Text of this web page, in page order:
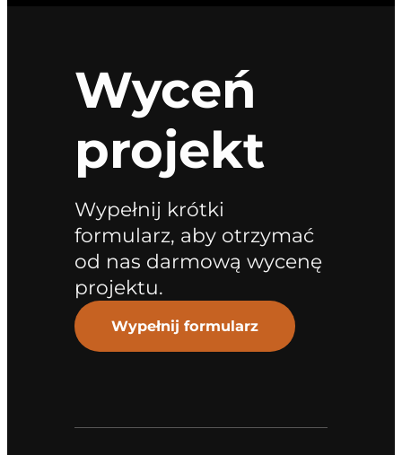
Wyceń
projekt
Wypełnij krótki
formularz, aby otrzymać
od nas darmową wycenę
projektu.
Wypełnij formularz